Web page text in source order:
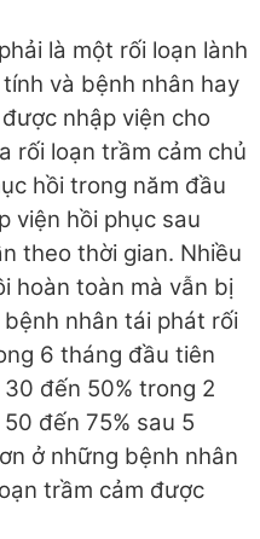
là một rối loạn lành
và bệnh nhân hay
nhập viện cho
rối loạn trầm cảm chủ
hồi trong năm đầu
viện hồi phục sau
theo thời gian. Nhiều
hoàn toàn mà vẫn bị
bệnh nhân tái phát rối
6 tháng đầu tiên
đến 50% trong 2
đến 75% sau 5
ở những bệnh nhân
trầm cảm được